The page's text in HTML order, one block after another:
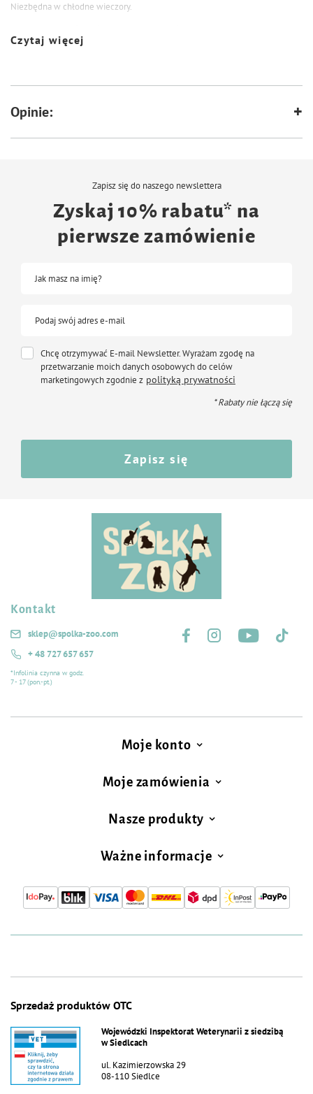
Niezbędna w chłodne wieczory.
Stanowi niezbędne wyposażenie każdego psiego domu.
Obie tkaniny są bardzo mięciutkie i miłe w dotyku. Wszystko po to, aby
zapewnić maksymalny komfort Twojemu pupilowi.
zachowuje swój pierwotny wygląd i nie ulega zmechaceniu.
Kolor:
Sposób pielęgnacji:
Nie prasować i nie suszyć mechanicznie.
Czytaj więcej
Opinie:
Zapisz się do naszego newslettera
Zyskaj 10% rabatu* na
pierwsze zamówienie
Jak masz na imię?
Podaj swój adres e-mail
Chcę otrzymywać E-mail Newsletter. Wyrażam zgodę na
przetwarzanie moich danych osobowych do celów
marketingowych zgodnie z polityką prywatności
* Rabaty nie łączą się
Zapisz się
Kontakt
sklep@spolka-zoo.com
+ 48 727 657 657
*Infolinia czynna w godz.
7 - 17 (pon.-pt.)
Moje konto
Moje zamówienia
Nasze produkty
Ważne informacje
Sprzedaż produktów OTC
Wojewódzki Inspektorat Weterynarii z siedzibą
w Siedlcach
ul. Kazimierzowska 29
08-110 Siedlce